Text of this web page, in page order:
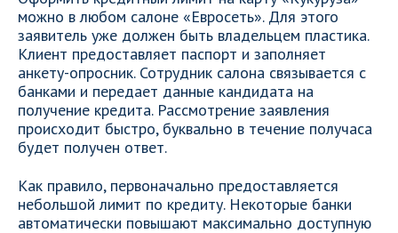
можно в любом салоне «Евросеть». Для этого
заявитель уже должен быть владельцем пластика.
Клиент предоставляет паспорт и заполняет
анкету-опросник. Сотрудник салона связывается с
банками и передает данные кандидата на
получение кредита. Рассмотрение заявления
происходит быстро, буквально в течение получаса
будет получен ответ.
Как правило, первоначально предоставляется
небольшой лимит по кредиту. Некоторые банки
автоматически повышают максимально доступную